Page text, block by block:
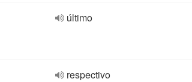
último
respectivo